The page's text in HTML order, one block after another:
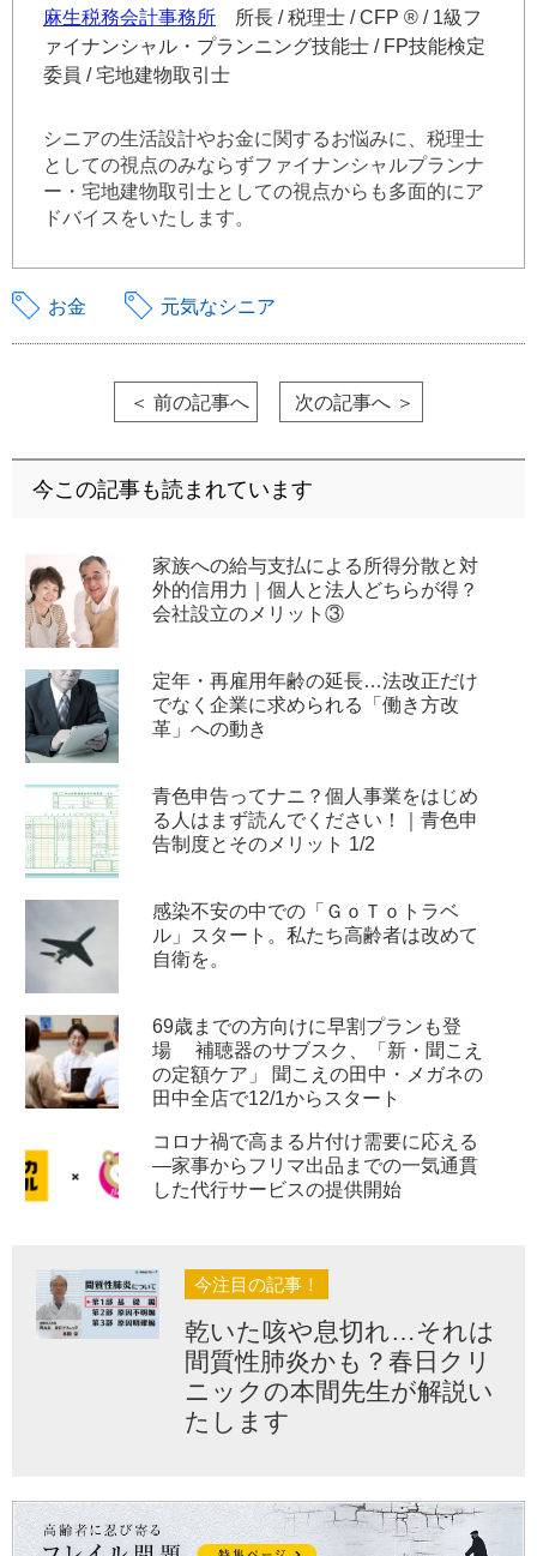
麻生税務会計事務所 所長 / 税理士 / CFP ® / 1級フ
ァイナンシャル・プランニング技能士 / FP技能検定
委員 / 宅地建物取引士
シニアの生活設計やお金に関するお悩みに、税理士
としての視点のみならずファイナンシャルプランナ
ー・宅地建物取引士としての視点からも多面的にア
ドバイスをいたします。
お金 元気なシニア
＜ 前の記事へ 次の記事へ ＞
今この記事も読まれています
家族への給与支払による所得分散と対
外的信用力｜個人と法人どちらが得？
会社設立のメリット③
定年・再雇用年齢の延長…法改正だけ
でなく企業に求められる「働き方改
革」への動き
青色申告ってナニ？個人事業をはじめ
る人はまず読んでください！｜青色申
告制度とそのメリット 1/2
感染不安の中での「ＧｏＴｏトラベ
ル」スタート。私たち高齢者は改めて
自衛を。
69歳までの方向けに早割プランも登
場 補聴器のサブスク、「新・聞こえ
の定額ケア」 聞こえの田中・メガネの
田中全店で12/1からスタート
コロナ禍で高まる片付け需要に応える
―家事からフリマ出品までの一気通貫
した代行サービスの提供開始
今注目の記事！
乾いた咳や息切れ…それは
間質性肺炎かも？春日クリ
ニックの本間先生が解説い
たします